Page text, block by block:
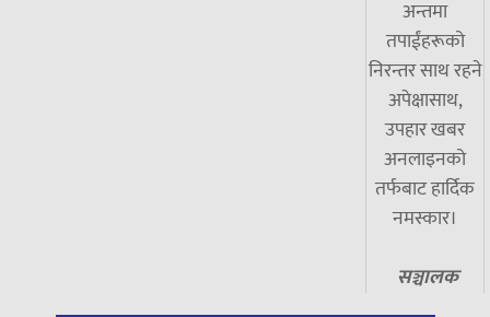
अन्तमा
तपाईंहरूको
निरन्तर साथ रहने
अपेक्षासाथ,
उपहार खबर
अनलाइनको
तर्फबाट हार्दिक
नमस्कार।
सञ्चालक